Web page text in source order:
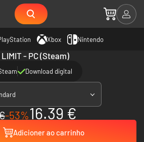
Xbox Nintendo
LIMIT - PC (Steam)
Download digital
-53%16.39 €
Adicioner ao carrinho